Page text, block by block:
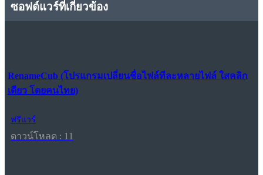
ซอฟต์แวร์ที่เกี่ยวข้อง
RenameCub (โปรแกรมเปลี่ยนชื่อไฟล์ทีละหลายไฟล์ ใสคลิก
เดียว โดยคนไทย)
ฟรีแวร์
ดาวน์โหลด : 11